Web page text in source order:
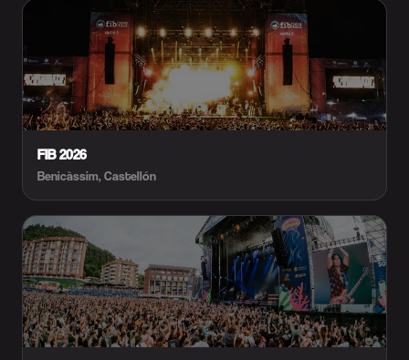
FIB 2026
Benicàssim, Castellón